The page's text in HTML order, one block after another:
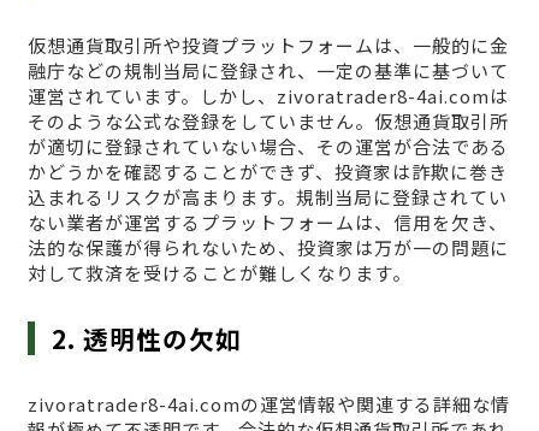
仮想通貨取引所や投資プラットフォームは、一般的に金
融庁などの規制当局に登録され、一定の基準に基づいて
運営されています。しかし、zivoratrader8-4ai.comは
そのような公式な登録をしていません。仮想通貨取引所
が適切に登録されていない場合、その運営が合法である
かどうかを確認することができず、投資家は詐欺に巻き
込まれるリスクが高まります。規制当局に登録されてい
ない業者が運営するプラットフォームは、信用を欠き、
法的な保護が得られないため、投資家は万が一の問題に
対して救済を受けることが難しくなります。
2. 透明性の欠如
zivoratrader8-4ai.comの運営情報や関連する詳細な情